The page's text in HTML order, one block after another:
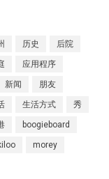
历史 后院
应用程序
新闻 朋友
生活方式 秀
boogieboard
morey